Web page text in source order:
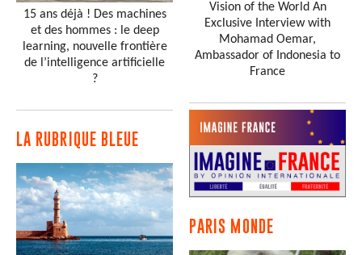
15 ans déjà ! Des machines
et des hommes : le deep
learning, nouvelle frontière
de l’intelligence artificielle
?
LA RUBRIQUE BLEUE
Vision of the World An
Exclusive Interview with
Mohamad Oemar,
Ambassador of Indonesia to
France
PARIS MONDE